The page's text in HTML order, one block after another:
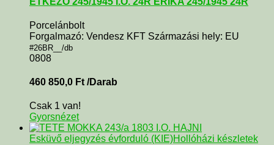
Porcelánbolt
Forgalmazó: Vendesz KFT Származási hely: EU
#26BR__/db
0808
460 850,0 Ft /Darab
Csak 1 van!
Gyorsnézet
Esküvő eljegyzés évforduló (KIE)Hollóházi készletek